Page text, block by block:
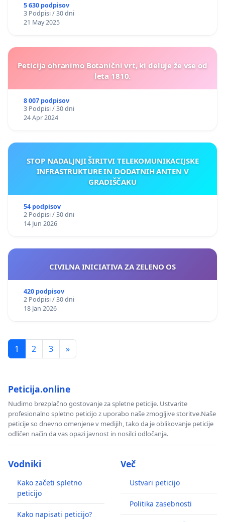
5 630 podpisov
3 Podpisi / 30 dni
21 May 2025
Peticija ohranimo Botanični vrt, ki deluje že vse od
leta 1810.
8 007 podpisov
3 Podpisi / 30 dni
24 Apr 2024
STOP NADALJNJI ŠIRITVI TELEKOMUNIKACIJSKE
INFRASTRUKTURE IN DODATNIH ANTEN V
GRADIŠČAKU
54 podpisov
2 Podpisi / 30 dni
14 Jun 2026
CIVILNA INICIATIVA ZA ZELENO OS
420 podpisov
2 Podpisi / 30 dni
18 Jan 2026
1 2 3 »
Peticija.online
Nudimo brezplačno gostovanje za spletne peticije. Ustvarite
profesionalno spletno peticijo z uporabo naše zmogljive storitve.Naše
peticije so dnevno omenjene v medijih, tako da je oblikovanje peticije
odličen način da vas opazi javnost in nosilci odločanja.
Vodniki
Kako začeti spletno
peticijo
Kako napisati peticijo?
Več
Ustvari peticijo
Politika zasebnosti